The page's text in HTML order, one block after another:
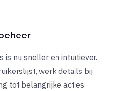
is nu sneller en intuïtiever.
werk details bij
tot belangrijke acties